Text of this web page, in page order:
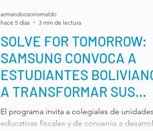
Santa Cruz 2026. El evento abrirá sus
10:00 a 21:00 horas para reunir a destacadas
aerolíneas, proveedores internacionales y
prestigiosas
SOLVE FOR TOMORROW:
SAMSUNG CONVOCA A
ESTUDIANTES
A TRANSFORMAR SUS
COMUNIDADES CON
TECNOLOGÍA E
El programa invita a colegiales de unidades
educativas fiscales y de convenio a
armandoosoriomaldo
hace 5 días
3 min de lectura